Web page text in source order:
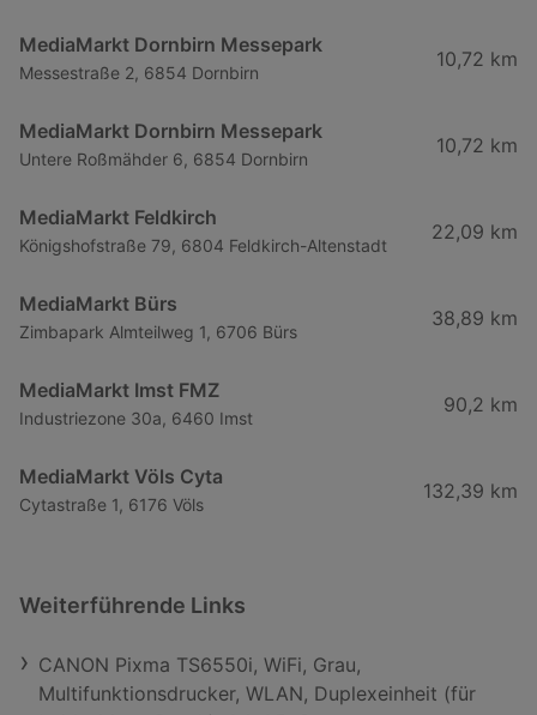
MediaMarkt Dornbirn Messepark
Messestraße 2, 6854 Dornbirn
10,72 km
MediaMarkt Dornbirn Messepark
Untere Roßmähder 6, 6854 Dornbirn
10,72 km
MediaMarkt Feldkirch
Königshofstraße 79, 6804 Feldkirch-Altenstadt
22,09 km
MediaMarkt Bürs
Zimbapark Almteilweg 1, 6706 Bürs
38,89 km
MediaMarkt Imst FMZ
Industriezone 30a, 6460 Imst
90,2 km
MediaMarkt Völs Cyta
Cytastraße 1, 6176 Völs
132,39 km
Weiterführende Links
CANON Pixma TS6550i, WiFi, Grau,
Multifunktionsdrucker, WLAN, Duplexeinheit (für